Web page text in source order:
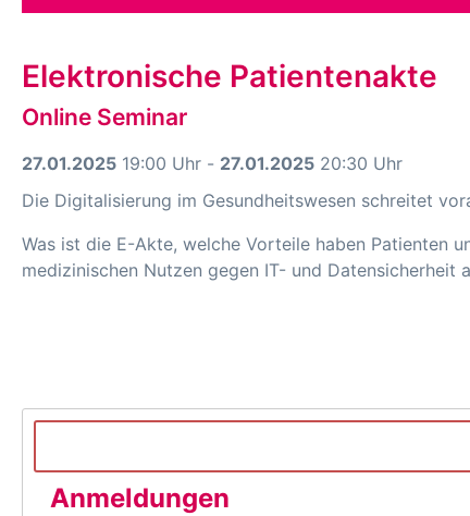
Elektronische Patientenakte
Online Seminar
27.01.2025 19:00 Uhr - 27.01.2025 20:30 Uhr
Die Digitalisierung im Gesundheitswesen schreitet
Was ist die E-Akte, welche Vorteile haben Patienten
medizinischen Nutzen gegen IT- und Datensicherheit
Anmeldungen